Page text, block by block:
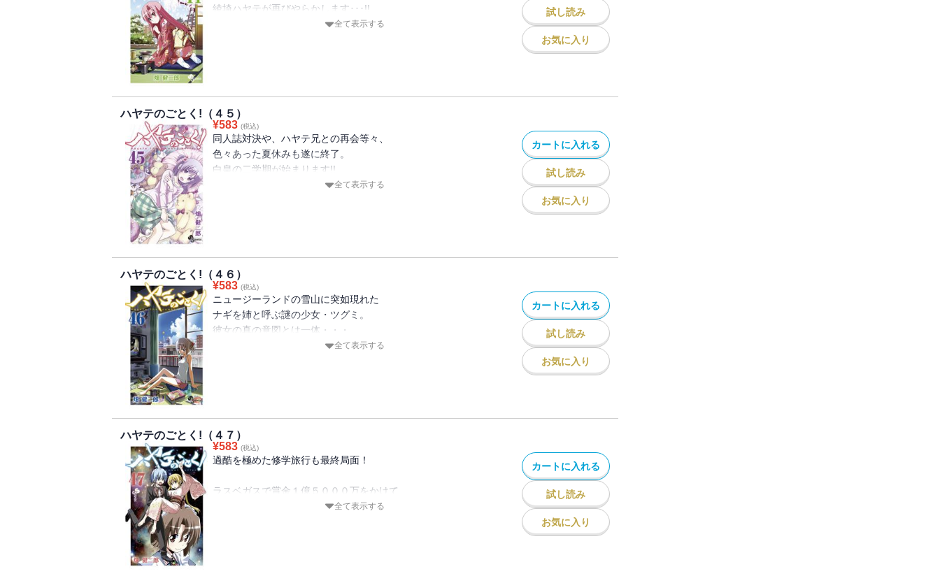
綾埼ハヤテが再びやらかします･･･!!
出現する新ヒロイン!! 焦る西沢!!全て表示する
試し読み
お気に入り
ハヤテのごとく!（４５）
¥583 (税込)
同人誌対決や、ハヤテ兄との再会等々、
色々あった夏休みも遂に終了。
白皇の二学期が始まります!!
イベント盛り沢山の新学期、最初に待つのは
全て表示する
カートに入れる
試し読み
お気に入り
ハヤテのごとく!（４６）
¥583 (税込)
ニュージーランドの雪山に突如現れた
ナギを姉と呼ぶ謎の少女・ツグミ。
彼女の真の意図とは一体・・・
そして次の舞台はアマゾン！？全て表示する
カートに入れる
試し読み
お気に入り
ハヤテのごとく!（４７）
¥583 (税込)
過酷を極めた修学旅行も最終局面！
ラスベガスで賞金１億５０００万をかけて
最後のオリエンテーションが始まる！
全て表示する
カートに入れる
試し読み
お気に入り